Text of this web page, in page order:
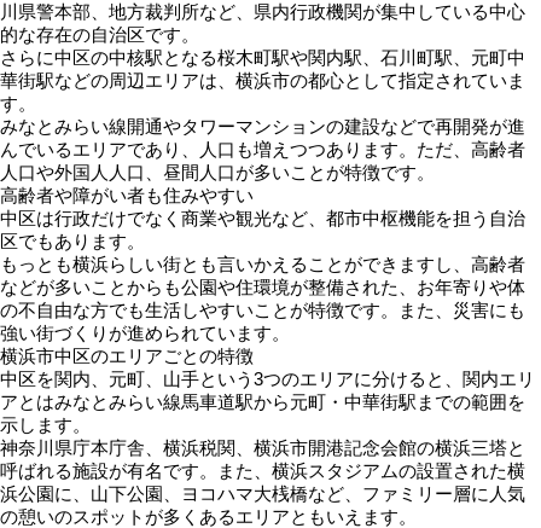
川県警本部、地方裁判所など、県内行政機関が集中している中心
的な存在の自治区です。
さらに中区の中核駅となる桜木町駅や関内駅、石川町駅、元町中
華街駅などの周辺エリアは、横浜市の都心として指定されていま
す。
みなとみらい線開通やタワーマンションの建設などで再開発が進
んでいるエリアであり、人口も増えつつあります。ただ、高齢者
人口や外国人人口、昼間人口が多いことが特徴です。
高齢者や障がい者も住みやすい
中区は行政だけでなく商業や観光など、都市中枢機能を担う自治
区でもあります。
もっとも横浜らしい街とも言いかえることができますし、高齢者
などが多いことからも公園や住環境が整備された、お年寄りや体
の不自由な方でも生活しやすいことが特徴です。また、災害にも
強い街づくりが進められています。
横浜市中区のエリアごとの特徴
中区を関内、元町、山手という3つのエリアに分けると、関内エリ
アとはみなとみらい線馬車道駅から元町・中華街駅までの範囲を
示します。
神奈川県庁本庁舎、横浜税関、横浜市開港記念会館の横浜三塔と
呼ばれる施設が有名です。また、横浜スタジアムの設置された横
浜公園に、山下公園、ヨコハマ大桟橋など、ファミリー層に人気
の憩いのスポットが多くあるエリアともいえます。